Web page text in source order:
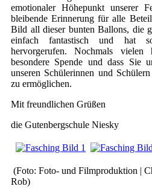
emotionaler Höhepunkt unserer
bleibende Erinnerung für alle
Bild all dieser bunten Ballons, die
einfach fantastisch und hat
hervorgerufen. Nochmals
besondere Spende und dass Sie
unseren Schülerinnen und
zu ermöglichen.
Mit freundlichen Grüßen
die Gutenbergschule Niesky
(Foto: Foto- und Filmproduktion |
Rob)